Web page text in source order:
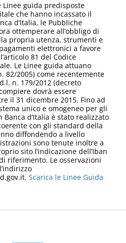
guida predisposte
che hanno incassato il
d’Italia, le Pubbliche
ottemperare all’obbligo di
propria utenza, strumenti e
elettronici a favore
81 del Codice
Le Linee guida attuano
82/2005) come recentemente
n. 179/2012 (decreto
dovrà essere
il 31 dicembre 2015. Fino ad
unico e omogeneo per gli
d’Italia è stato realizzato
con gli standard della
diffondendo a livello
sono tenute inoltre a
sito l’indicazione dell’Iban
riferimento. Le osservazioni
Scarica le Linee Guida